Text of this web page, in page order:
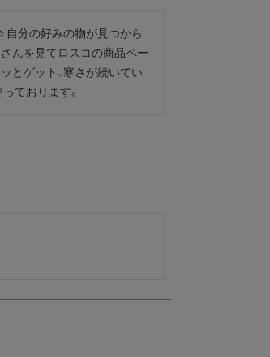
自分の好みの物が見つから
んを見てロスコの商品ペー
とゲット、寒さが続いてい
ております。